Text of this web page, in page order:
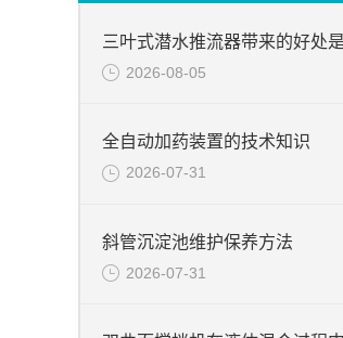
2026-08-05
全自动加药装置的技术知识
2026-07-31
斜管沉淀池维护保养方法
2026-07-31